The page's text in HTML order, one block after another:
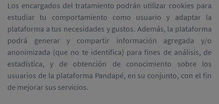
Los encargados del tratamiento podrán utilizar cookies para
estudiar tu comportamiento como usuario y adaptar la
plataforma a tus necesidades y gustos. Además, la plataforma
podrá generar y compartir información agregada y/o
anonimizada (que no te identifica) para fines de análisis, de
estadística, y de obtención de conocimiento sobre los
usuarios de la plataforma Pandapé, en su conjunto, con el fin
de mejorar sus servicios.